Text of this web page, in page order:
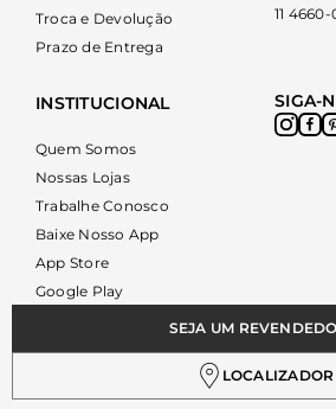
LOCALIZADOR
SEJA UM
INSTITUCIONAL
Quem Somos
Nossas Lojas
Trabalhe Conosco
Baixe Nosso App
App Store
Google Play
Troca e Devolução
Prazo de Entrega
11 4660-
SIGA-